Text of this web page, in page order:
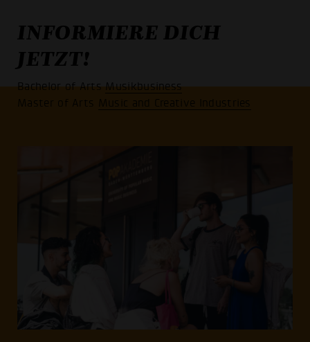
INFORMIERE DICH
JETZT!
Bachelor of Arts Musikbusiness
Master of Arts Music and Creative Industries